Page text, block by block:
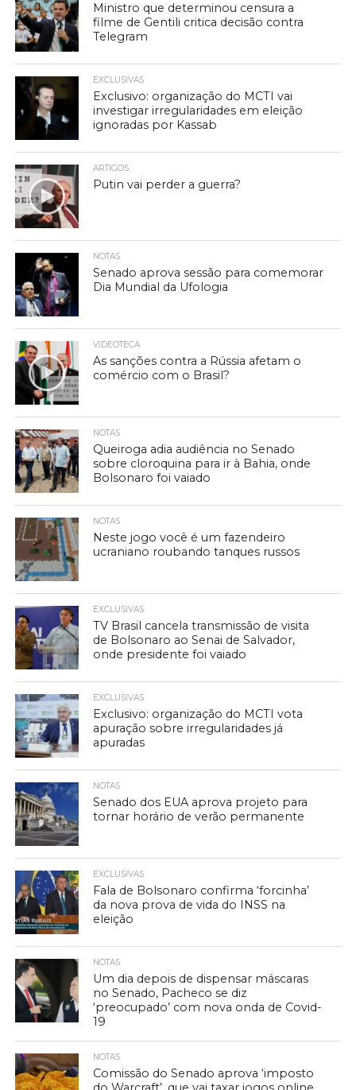
Ministro que determinou censura a
filme de Gentili critica decisão contra
Telegram
EXCLUSIVAS
Exclusivo: organização do MCTI vai
investigar irregularidades em eleição
ignoradas por Kassab
ARTIGOS
Putin vai perder a guerra?
NOTAS
Senado aprova sessão para comemorar
Dia Mundial da Ufologia
VIDEOTECA
As sanções contra a Rússia afetam o
comércio com o Brasil?
NOTAS
Queiroga adia audiência no Senado
sobre cloroquina para ir à Bahia, onde
Bolsonaro foi vaiado
NOTAS
Neste jogo você é um fazendeiro
ucraniano roubando tanques russos
EXCLUSIVAS
TV Brasil cancela transmissão de visita
de Bolsonaro ao Senai de Salvador,
onde presidente foi vaiado
EXCLUSIVAS
Exclusivo: organização do MCTI vota
apuração sobre irregularidades já
apuradas
NOTAS
Senado dos EUA aprova projeto para
tornar horário de verão permanente
EXCLUSIVAS
Fala de Bolsonaro confirma ‘forcinha’
da nova prova de vida do INSS na
eleição
NOTAS
Um dia depois de dispensar máscaras
no Senado, Pacheco se diz
‘preocupado’ com nova onda de Covid-
19
NOTAS
Comissão do Senado aprova ‘imposto